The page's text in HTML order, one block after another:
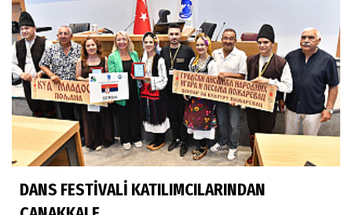
DANS FESTİVALİ KATILIMCILARINDAN